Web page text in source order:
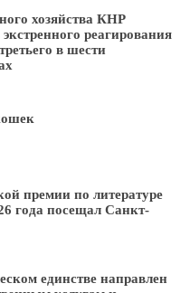
хозяйства КНР
реагирования
в шести
премии по литературе
года посещал Санкт-
единстве направлен